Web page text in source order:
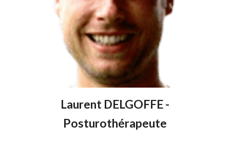
Laurent DELGOFFE -
Posturothérapeute